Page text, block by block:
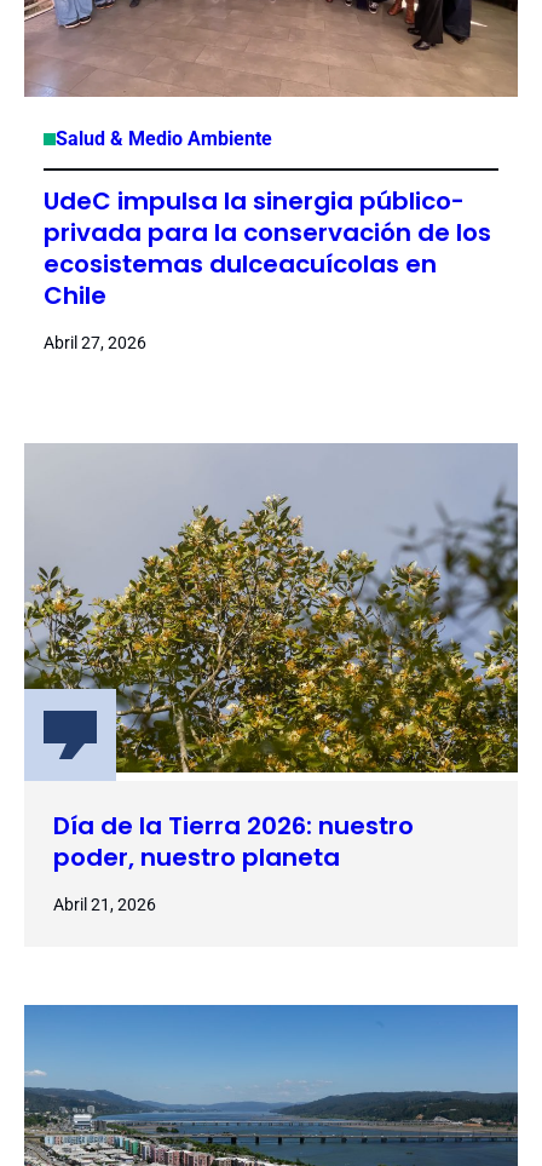
Salud & Medio Ambiente
UdeC impulsa la sinergia público-
privada para la conservación de los
ecosistemas dulceacuícolas en
Chile
Abril 27, 2026
Día de la Tierra 2026: nuestro
poder, nuestro planeta
Abril 21, 2026